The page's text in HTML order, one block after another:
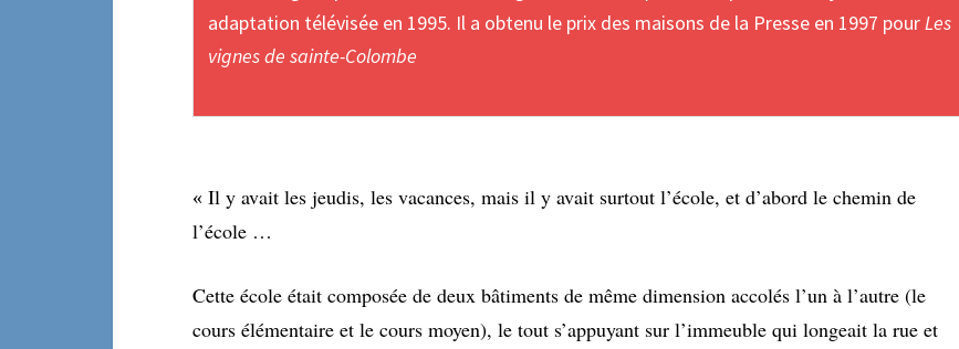
adaptation télévisée en 1995. Il a obtenu le prix des maisons de la Presse en 1997 pourLes
vignes de sainte-Colombe
« Il y avait les jeudis, les vacances, mais il y avait surtout l’école, et d’abord le chemin de
l’école …
Cette école était composée de deux bâtiments de même dimension accolés l’un à l’autre (le
cours élémentaire et le cours moyen), le tout s’appuyant sur l’immeuble qui longeait la rue et